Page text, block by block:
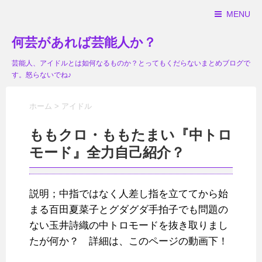
MENU
何芸があれば芸能人か？
芸能人、アイドルとは如何なるものか？とってもくだらないまとめブログで
す。怒らないでね♪
ホーム > アイドル
ももクロ・ももたまい『中トロ
モード』全力自己紹介？
説明；中指ではなく人差し指を立ててから始
まる百田夏菜子とグダグダ手拍子でも問題の
ない玉井詩織の中トロモードを抜き取りまし
たが何か？ 詳細は、このページの動画下！